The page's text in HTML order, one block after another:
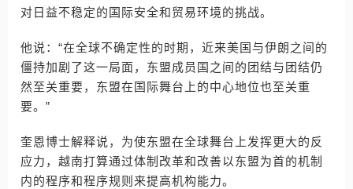
对日益不稳定的国际安全和贸易环境的挑战。
他说：“在全球不确定性的时期，近来美国与伊朗之间的
僵持加剧了这一局面，东盟成员国之间的团结与团结仍
然至关重要，东盟在国际舞台上的中心地位也至关重
要。”
奎恩博士解释说，为使东盟在全球舞台上发挥更大的反
应力，越南打算通过体制改革和改善以东盟为首的机制
内的程序和程序规则来提高机构能力。